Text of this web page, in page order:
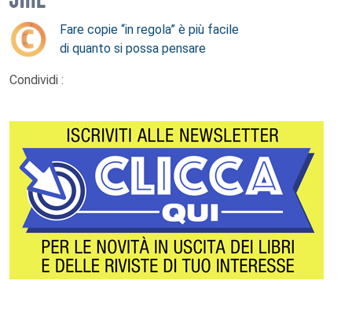
Fare copie “in regola” è più facile
di quanto si possa pensare
Condividi :